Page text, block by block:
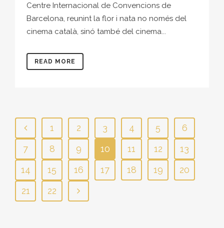
Centre Internacional de Convencions de
Barcelona, reunint la flor i nata no només del
cinema català, sinó també del cinema...
READ MORE
1 2 3 4 5
6
7
8 9 10 11 12
13
14
15 16 17 18 19
20
21
22